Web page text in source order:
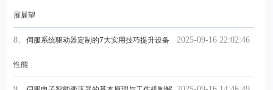
展展望
2025-09-16 22:02:46
8、 伺服系统驱动器定制的7大实用技巧提升设备
性能